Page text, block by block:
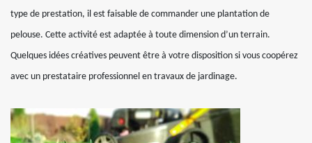
type de prestation, il est faisable de commander une plantation de
pelouse. Cette activité est adaptée à toute dimension d’un terrain.
Quelques idées créatives peuvent être à votre disposition si vous coopérez
avec un prestataire professionnel en travaux de jardinage.